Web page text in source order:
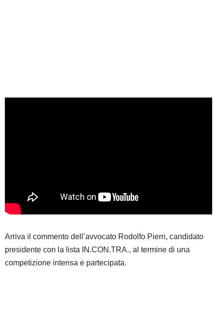
Arriva il commento dell’avvocato Rodolfo Pierri, candidato
presidente con la lista IN.CON.TRA., al termine di una
competizione intensa e partecipata.